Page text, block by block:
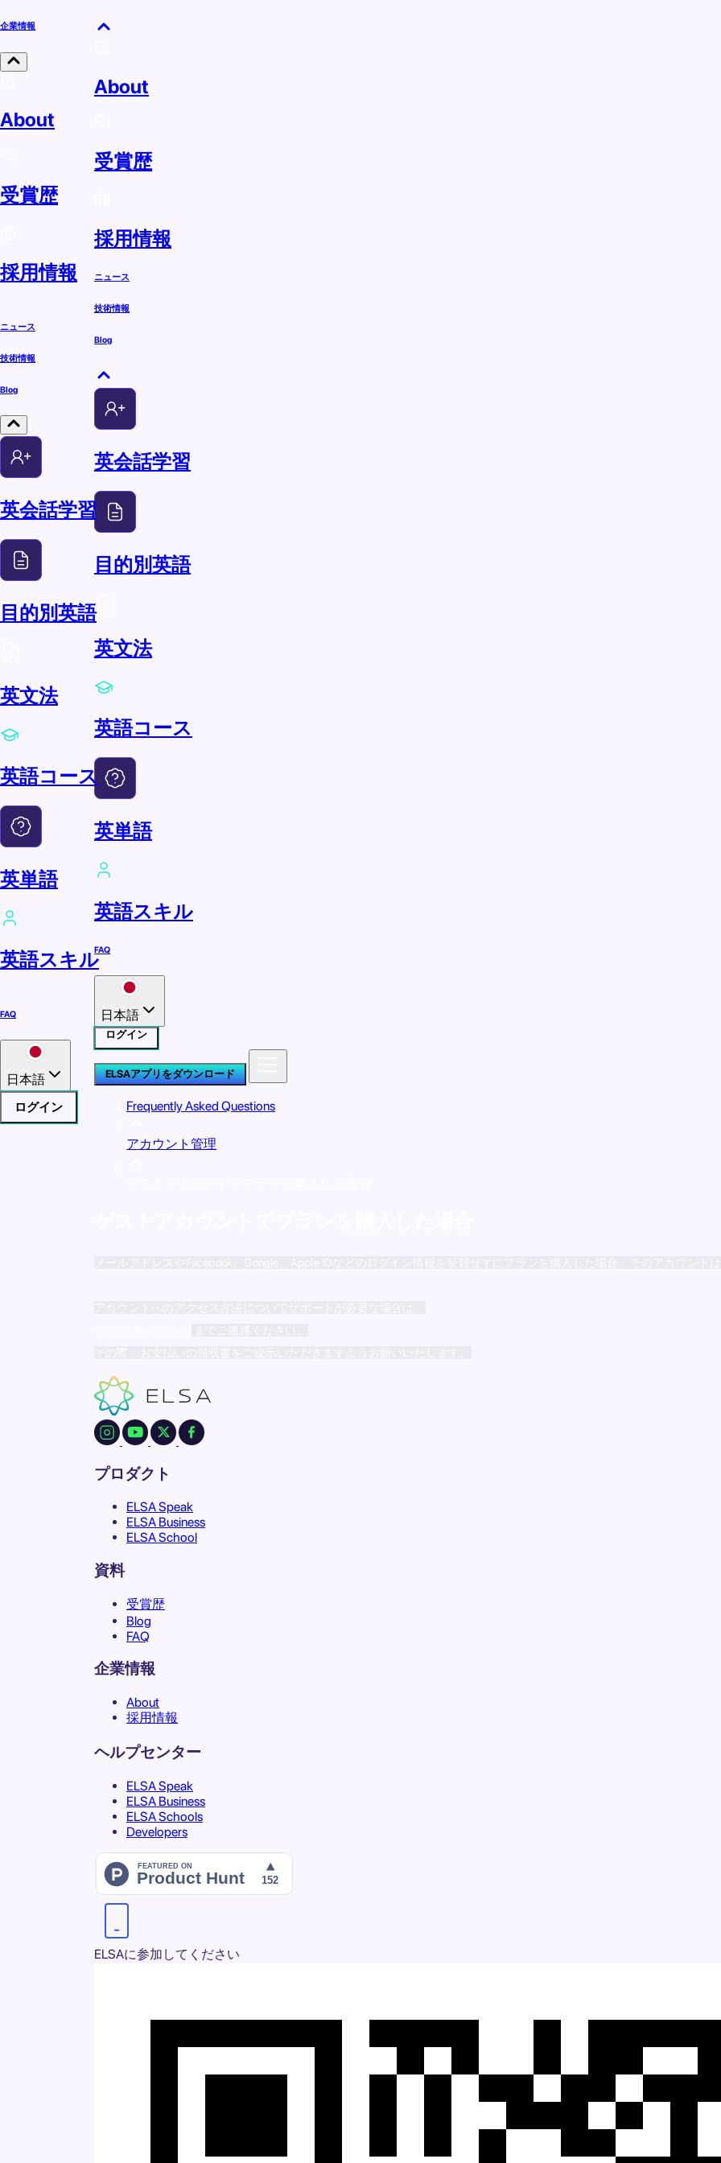
About
受賞歴
採用情報
ニュース
技術情報
Blog
英会話学習
目的別英語
英文法
英語コース
英単語
英語スキル
FAQ
日本語
ログイン
ELSAアプリをダウンロード
企業情報
About
受賞歴
採用情報
ニュース
技術情報
Blog
英会話学習
目的別英語
英文法
英語コース
英単語
英語スキル
FAQ
日本語
ログイン Frequently Asked Questions
アカウント管理
プロダクト
ELSA Speak
ELSA Business
ELSA School
資料
受賞歴
Blog
FAQ
企業情報
About
採用情報
ヘルプセンター
ELSA Speak
ELSA Business
ELSA Schools
Developers
ELSAに参加してください